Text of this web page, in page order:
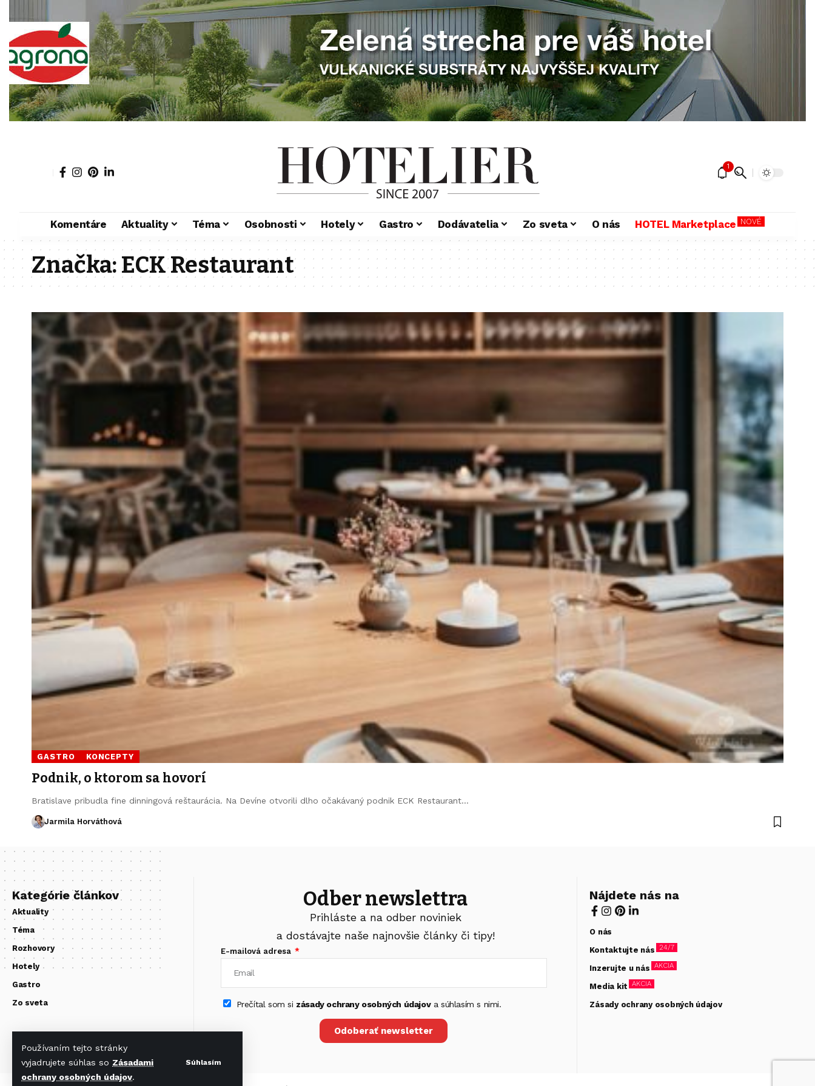
Používaním tejto stránky
vyjadrujete súhlas so Zásadami
ochrany osobných údajov.
Súhlasím
1
Komentáre Aktuality Téma Osobnosti Hotely Gastro Dodávatelia Zo sveta O nás HOTEL Marketplace NOVÉ
Značka:ECK Restaurant
GASTRO KONCEPTY
Podnik, o ktorom sa hovorí
Bratislave pribudla fine dinningová reštaurácia. Na Devíne otvorili dlho očakávaný podnik ECK Restaurant…
Jarmila Horváthová
Kategórie článkov
Aktuality
Téma
Rozhovory
Hotely
Gastro
Zo sveta
Odber newslettra
Prihláste a na odber noviniek
a dostávajte naše najnovšie články či tipy!
E-mailová adresa
Prečítal som si zásady ochrany osobných údajova súhlasím s nimi.
Odoberať newsletter
Nájdete nás na
O nás
Kontaktujte nás 24/7
Inzerujte u nás AKCIA
Media kit AKCIA
Zásady ochrany osobných údajov